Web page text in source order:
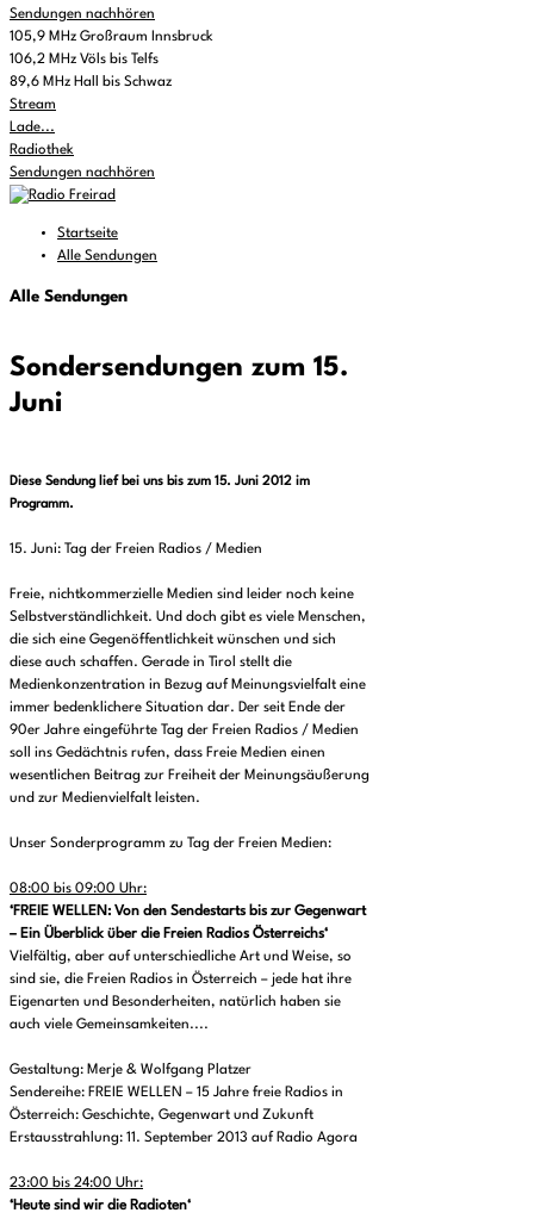
Sendungen nachhören
105,9 MHz Großraum Innsbruck
106,2 MHz Völs bis Telfs
89,6 MHz Hall bis Schwaz
Stream
Lade...
Radiothek
Sendungen nachhören
Startseite
Alle Sendungen
Alle Sendungen
Sondersendungen zum 15.
Juni
Diese Sendung lief bei uns bis zum 15. Juni 2012 im
Programm.
15. Juni: Tag der Freien Radios / Medien
Freie, nichtkommerzielle Medien sind leider noch keine
Selbstverständlichkeit. Und doch gibt es viele Menschen,
die sich eine Gegenöffentlichkeit wünschen und sich
diese auch schaffen. Gerade in Tirol stellt die
Medienkonzentration in Bezug auf Meinungsvielfalt eine
immer bedenklichere Situation dar. Der seit Ende der
90er Jahre eingeführte Tag der Freien Radios / Medien
soll ins Gedächtnis rufen, dass Freie Medien einen
wesentlichen Beitrag zur Freiheit der Meinungsäußerung
und zur Medienvielfalt leisten.
Unser Sonderprogramm zu Tag der Freien Medien:
08:00 bis 09:00 Uhr:
‘FREIE WELLEN: Von den Sendestarts bis zur Gegenwart
– Ein Überblick über die Freien Radios Österreichs‘
Vielfältig, aber auf unterschiedliche Art und Weise, so
sind sie, die Freien Radios in Österreich – jede hat ihre
Eigenarten und Besonderheiten, natürlich haben sie
auch viele Gemeinsamkeiten....
Gestaltung: Merje & Wolfgang Platzer
Sendereihe: FREIE WELLEN – 15 Jahre freie Radios in
Österreich: Geschichte, Gegenwart und Zukunft
Erstausstrahlung: 11. September 2013 auf Radio Agora
23:00 bis 24:00 Uhr:
‘Heute sind wir die Radioten‘